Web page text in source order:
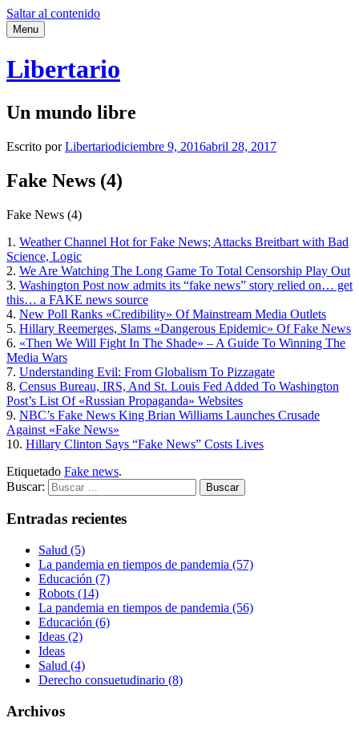
Saltar al contenido
Menu
Libertario
Un mundo libre
Escrito porLibertariodiciembre 9, 2016abril 28, 2017
Fake News (4)
Fake News (4)
1. Weather Channel Hot for Fake News; Attacks Breitbart with Bad
Science, Logic
2. We Are Watching The Long Game To Total Censorship Play Out
3. Washington Post now admits its “fake news” story relied on… get
this… a FAKE news source
4. New Poll Ranks «Credibility» Of Mainstream Media Outlets
5. Hillary Reemerges, Slams «Dangerous Epidemic» Of Fake News
6. «Then We Will Fight In The Shade» – A Guide To Winning The
Media Wars
7. Understanding Evil: From Globalism To Pizzagate
8. Census Bureau, IRS, And St. Louis Fed Added To Washington
Post’s List Of «Russian Propaganda» Websites
9. NBC’s Fake News King Brian Williams Launches Crusade
Against «Fake News»
10. Hillary Clinton Says “Fake News” Costs Lives
Etiquetado Fake news.
Buscar:
Entradas recientes
Salud (5)
La pandemia en tiempos de pandemia (57)
Educación (7)
Robots (14)
La pandemia en tiempos de pandemia (56)
Educación (6)
Ideas (2)
Ideas
Salud (4)
Derecho consuetudinario (8)
Archivos